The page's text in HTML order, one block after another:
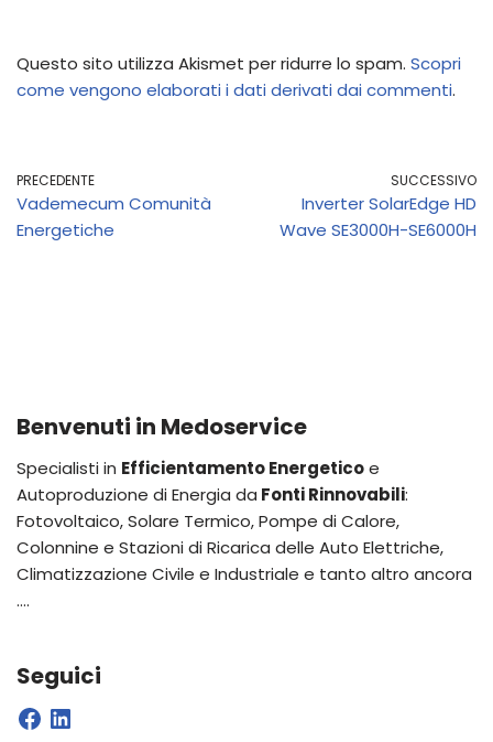
Questo sito utilizza Akismet per ridurre lo spam. Scopri
come vengono elaborati i dati derivati dai commenti.
PRECEDENTE
Vademecum Comunità
Energetiche
SUCCESSIVO
Inverter SolarEdge HD
Wave SE3000H-SE6000H
Benvenuti in Medoservice
Specialisti in Efficientamento Energeticoe
Autoproduzione di Energia da Fonti Rinnovabili:
Fotovoltaico, Solare Termico, Pompe di Calore,
Colonnine e Stazioni di Ricarica delle Auto Elettriche,
Climatizzazione Civile e Industriale e tanto altro ancora
….
Seguici